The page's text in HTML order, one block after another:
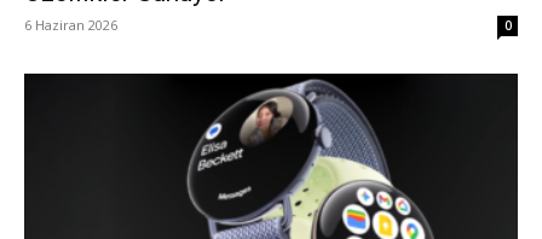
6 Haziran 2026 0